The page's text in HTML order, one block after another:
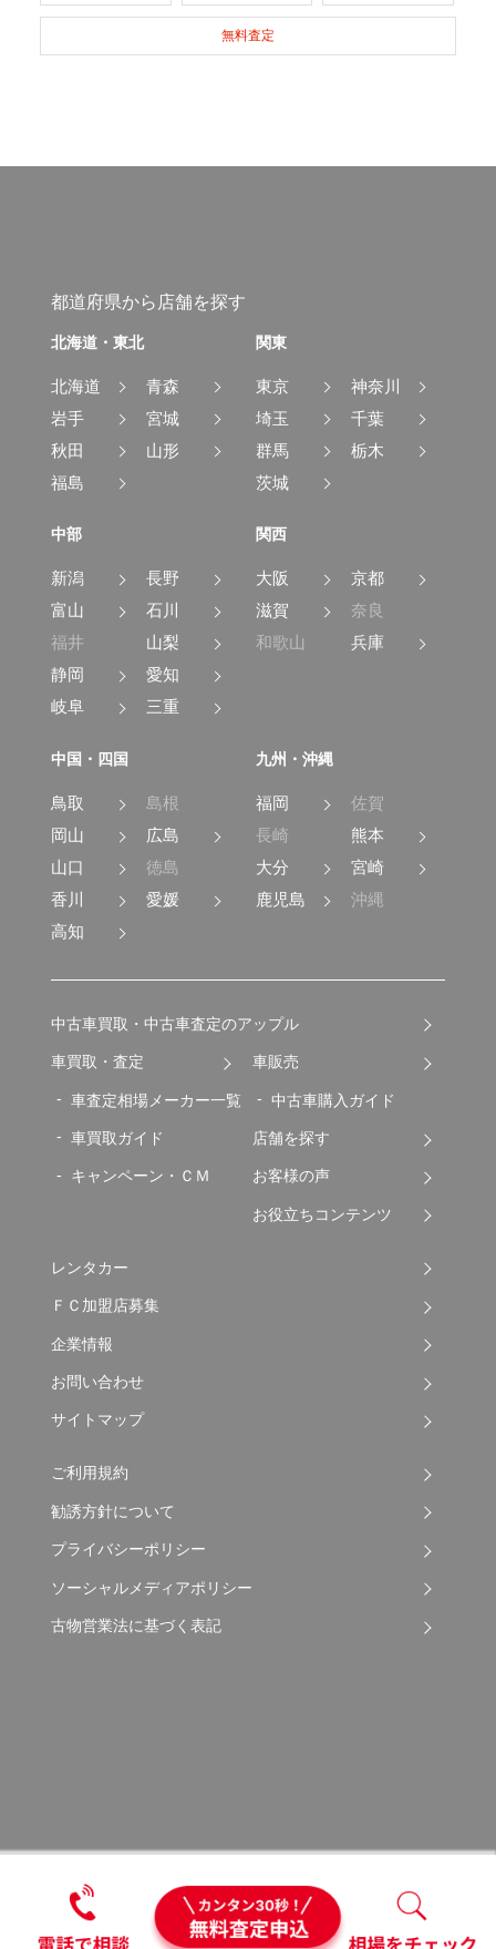
無料査定
都道府県から店舗を探す
北海道・東北
北海道
青森
岩手
宮城
秋田
山形
福島
関東
東京
神奈川
埼玉
千葉
群馬
栃木
茨城
中部
新潟
長野
富山
石川
福井
山梨
静岡
愛知
岐阜
三重
関西
大阪
京都
滋賀
奈良
和歌山
兵庫
中国・四国
鳥取
島根
岡山
広島
山口
徳島
香川
愛媛
高知
九州・沖縄
福岡
佐賀
長崎
熊本
大分
宮崎
鹿児島
沖縄
中古車買取・中古車査定のアップル
車買取・査定
車査定相場メーカー一覧
車買取ガイド
キャンペーン・ＣＭ
車販売
中古車購入ガイド
店舗を探す
お客様の声
お役立ちコンテンツ
レンタカー
ＦＣ加盟店募集
企業情報
お問い合わせ
サイトマップ
ご利用規約
勧誘方針について
プライバシーポリシー
ソーシャルメディアポリシー
古物営業法に基づく表記